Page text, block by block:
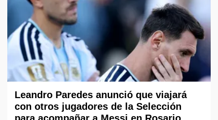
Leandro Paredes anunció que viajará
con otros jugadores de la Selección